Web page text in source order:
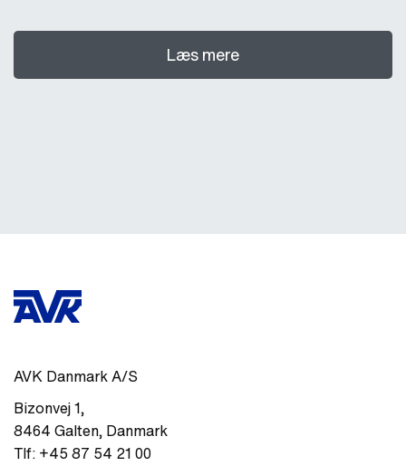
Læs mere
AVK Danmark A/S
Bizonvej 1,
8464 Galten, Danmark
Tlf: +45 87 54 21 00